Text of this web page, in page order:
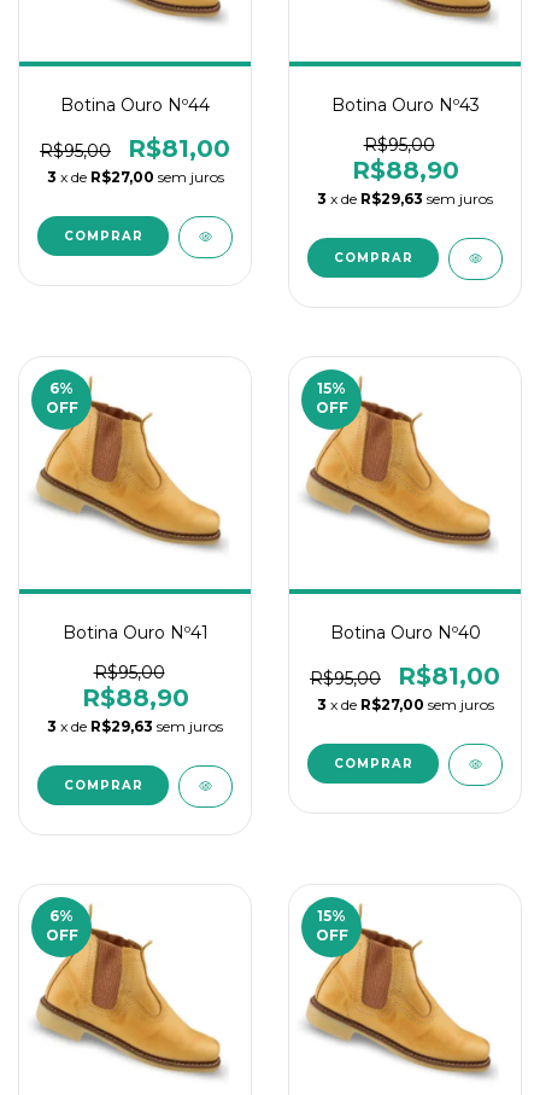
Botina Ouro Nº44
R$95,00 R$81,00
3 x de R$27,00 sem juros
Botina Ouro Nº43
R$95,00
R$88,90
3 x de R$29,63 sem juros
6%
OFF
Botina Ouro Nº41
R$95,00
R$88,90
3 x de R$29,63 sem juros
15%
OFF
Botina Ouro Nº40
R$95,00 R$81,00
3 x de R$27,00 sem juros
6%
OFF
15%
OFF